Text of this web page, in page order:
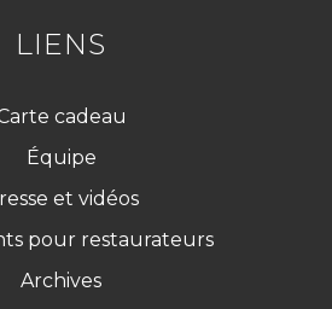
LIENS
cadeau
Équipe
et vidéos
pour restaurateurs
Archives